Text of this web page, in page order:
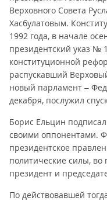
Верховного Совета
Хасбулатовым.
1992 года, в начале
президентский указ №
конституционной
распускавший
новый парламент –
декабря, послужил
Борис Ельцин подписал
своими оппонентами.
президентское
политические силы, во
президент и
По действовавшей